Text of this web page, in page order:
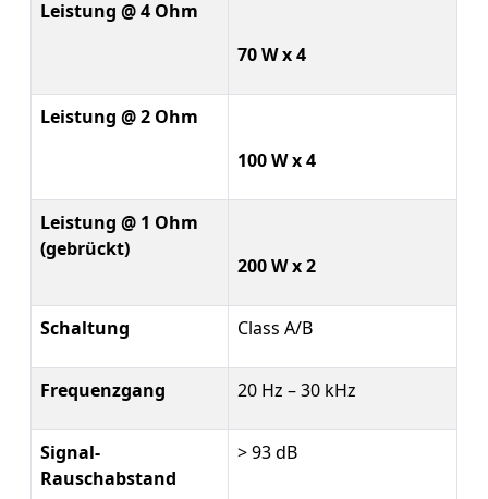
Leistung @ 4 Ohm
70 W x 4
Leistung @ 2 Ohm
100 W x 4
Leistung @ 1 Ohm
(gebrückt)
200 W x 2
Schaltung Class A/B
Frequenzgang 20 Hz – 30 kHz
Signal-
Rauschabstand
> 93 dB